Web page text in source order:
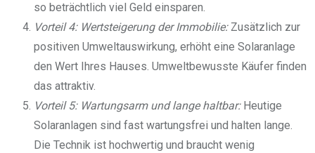
so beträchtlich viel Geld einsparen.
Vorteil 4: Wertsteigerung der Immobilie:Zusätzlich zur
positiven Umweltauswirkung, erhöht eine Solaranlage
den Wert Ihres Hauses. Umweltbewusste Käufer finden
das attraktiv.
Vorteil 5: Wartungsarm und lange haltbar:Heutige
Solaranlagen sind fast wartungsfrei und halten lange.
Die Technik ist hochwertig und braucht wenig